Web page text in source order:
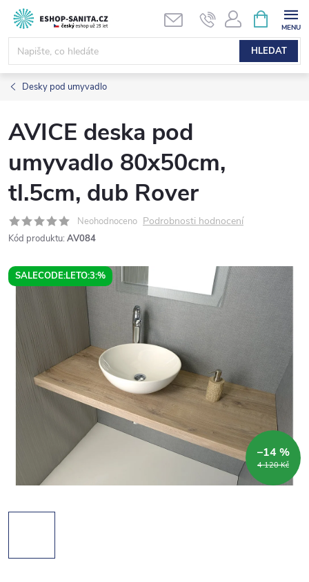
Přejít
obsah
HLEDAT
NÁKUPNÍ
KOŠÍK
Desky pod umyvadlo
AVICE deska pod
umyvadlo 80x50cm,
tl.5cm, dub Rover
Neohodnoceno Podrobnosti hodnocení
Kód produktu: AV084
SALECODE:LETO:3:%
4 120 Kč
–14 %